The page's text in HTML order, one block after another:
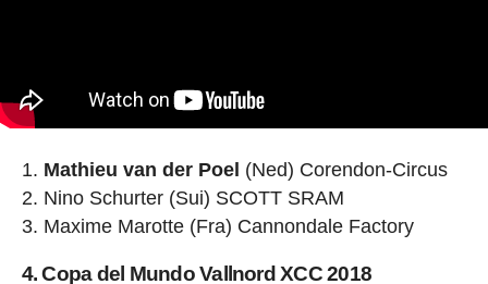
Mathieu van der Poel (Ned) Corendon-Circus
Nino Schurter (Sui) SCOTT SRAM
Maxime Marotte (Fra) Cannondale Factory
4. Copa del Mundo Vallnord XCC 2018